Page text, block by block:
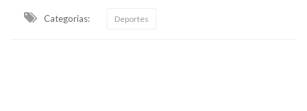
Categorias: Deportes